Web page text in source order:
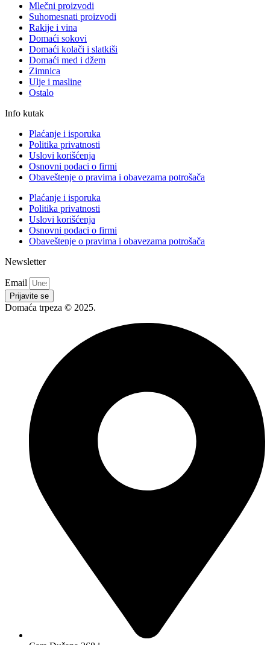
Mlečni proizvodi
Suhomesnati proizvodi
Rakije i vina
Domaći sokovi
Domaći kolači i slatkiši
Domaći med i džem
Zimnica
Ulje i masline
Ostalo
Info kutak
Plaćanje i isporuka
Politika privatnosti
Uslovi korišćenja
Osnovni podaci o firmi
Obaveštenje o pravima i obavezama potrošača
Plaćanje i isporuka
Politika privatnosti
Uslovi korišćenja
Osnovni podaci o firmi
Obaveštenje o pravima i obavezama potrošača
Newsletter
Email
Prijavite se
Domaća trpeza © 2025.